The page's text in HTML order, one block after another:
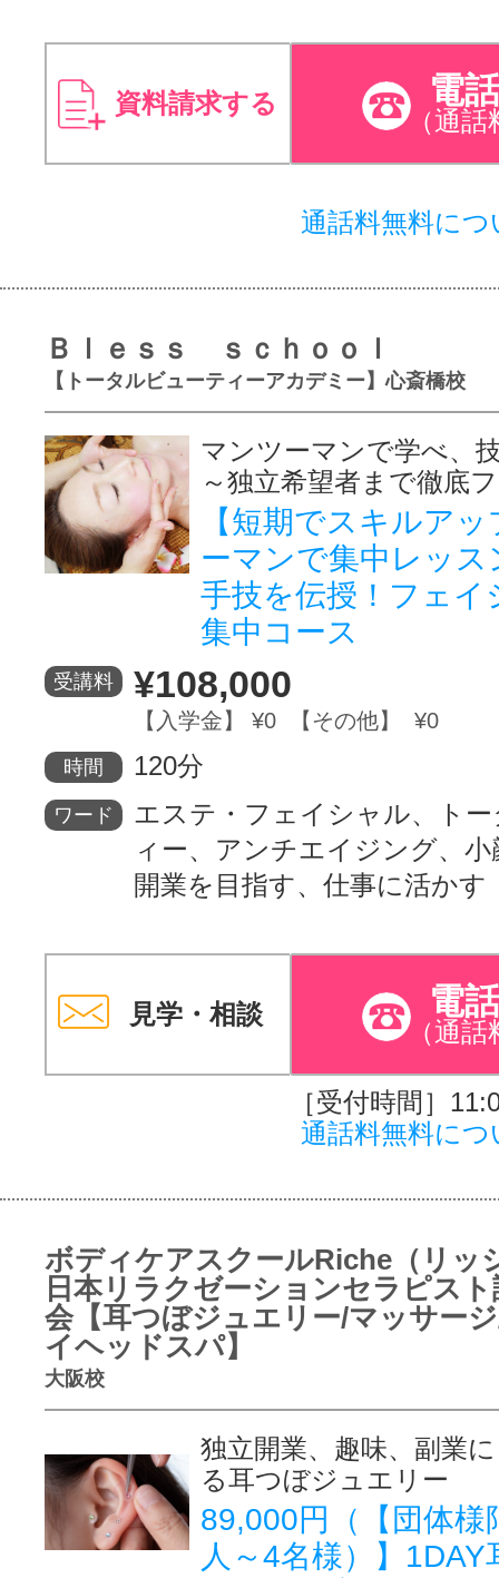
資料請求する 電
（通話
通話料無料につ
Ｂｌｅｓｓ ｓｃｈｏｏｌ
【トータルビューティーアカデミー】心斎橋校
マンツーマンで学べ、
～独立希望者まで徹底
【短期でスキルア
ーマンで集中レッス
手技を伝授！フェイ
集中コース
受講料 ¥108,000
【入学金】 ¥0 【その他】 ¥0
時間 120分
ワード
エステ・フェイシャル、ト
ィー、アンチエイジング、小
開業を目指す、仕事に活かす
見学・相談 電
（通話
［受付時間］
通話料無料につ
ボディケアスクールRiche（リッ
日本リラクゼーションセラピス
会【耳つぼジュエリー/マッサー
イヘッドスパ】
大阪校
独立開業、趣味、副業
る耳つぼジュエリー
89,000円（【団体様
人～4名様）】